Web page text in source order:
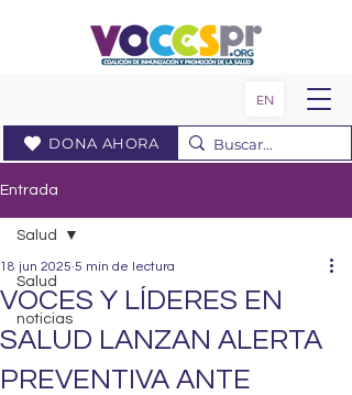
EN
DONA AHORA
Entrada
Salud
noticias
Salud
VOCES Y LÍDERES EN
SALUD LANZAN ALERTA
PREVENTIVA ANTE
18 jun 2025 5 min de lectura